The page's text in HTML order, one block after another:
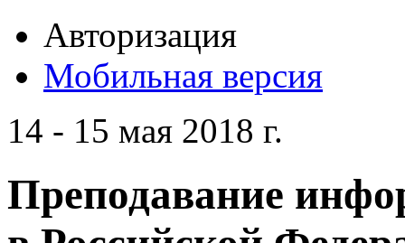
Авторизация
Мобильная версия
14 - 15 мая 2018 г.
Преподавание